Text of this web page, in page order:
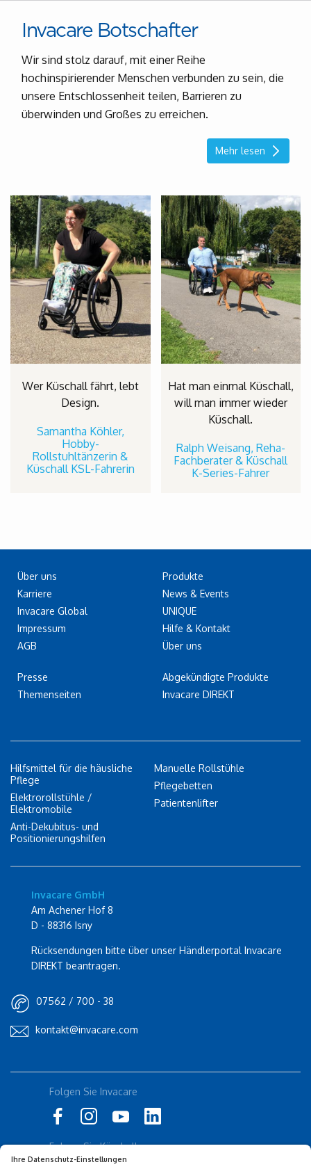
Invacare Botschafter
Wir sind stolz darauf, mit einer Reihe
hochinspirierender Menschen verbunden zu sein, die
unsere Entschlossenheit teilen, Barrieren zu
überwinden und Großes zu erreichen.
Mehr lesen
Wer Küschall fährt, lebt
Design.
Samantha Köhler,
Hobby-
Rollstuhltänzerin &
Küschall KSL-Fahrerin
Hat man einmal Küschall,
will man immer wieder
Küschall.
Ralph Weisang, Reha-
Fachberater & Küschall
K-Series-Fahrer
Über uns
Karriere
Invacare Global
Impressum
AGB
Presse
Themenseiten
Produkte
News & Events
UNIQUE
Hilfe & Kontakt
Über uns
Abgekündigte Produkte
Invacare DIREKT
Hilfsmittel für die häusliche
Pflege
Elektrorollstühle /
Elektromobile
Anti-Dekubitus- und
Positionierungshilfen
Manuelle Rollstühle
Pflegebetten
Patientenlifter
Invacare GmbH
Am Achener Hof 8
D - 88316 Isny
Rücksendungen bitte über unser Händlerportal Invacare
DIREKT beantragen.
07562 / 700 - 38
kontakt@invacare.com
Folgen Sie Invacare
Folgen Sie Küschall